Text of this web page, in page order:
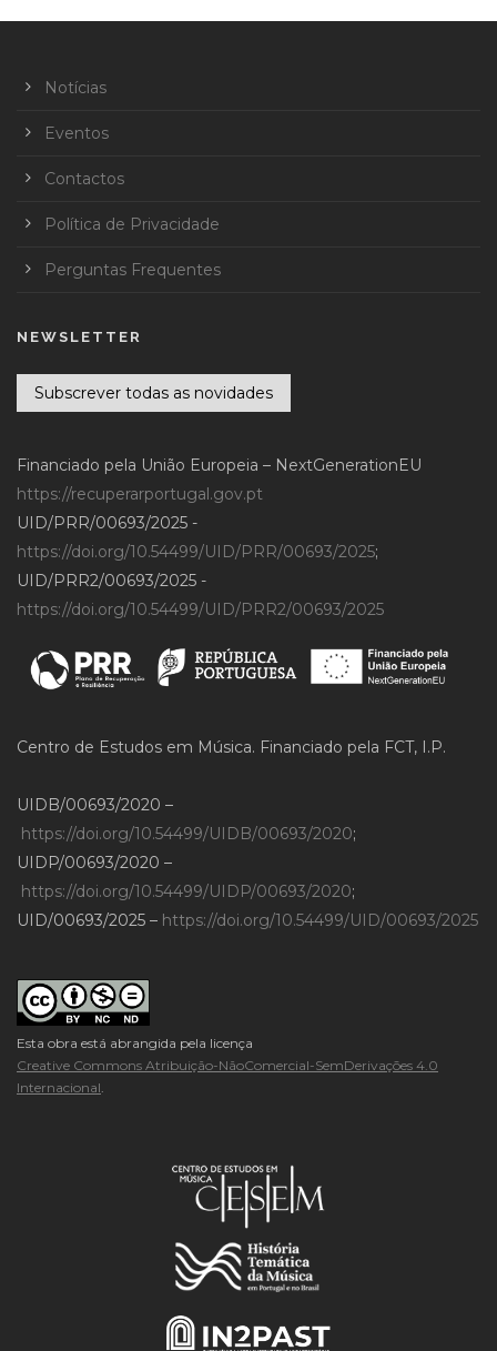
Notícias
Eventos
Contactos
Política de Privacidade
Perguntas Frequentes
NEWSLETTER
Subscrever todas as novidades
Financiado pela União Europeia – NextGenerationEU
https://recuperarportugal.gov.pt
UID/PRR/00693/2025 -
https://doi.org/10.54499/UID/PRR/00693/2025;
UID/PRR2/00693/2025 -
https://doi.org/10.54499/UID/PRR2/00693/2025
Centro de Estudos em Música. Financiado pela FCT, I.P.
UIDB/00693/2020 –
https://doi.org/10.54499/UIDB/00693/2020;
UIDP/00693/2020 –
https://doi.org/10.54499/UIDP/00693/2020;
UID/00693/2025 – https://doi.org/10.54499/UID/00693/2025
Esta obra está abrangida pela licença
Creative Commons Atribuição-NãoComercial-SemDerivações 4.0
Internacional.